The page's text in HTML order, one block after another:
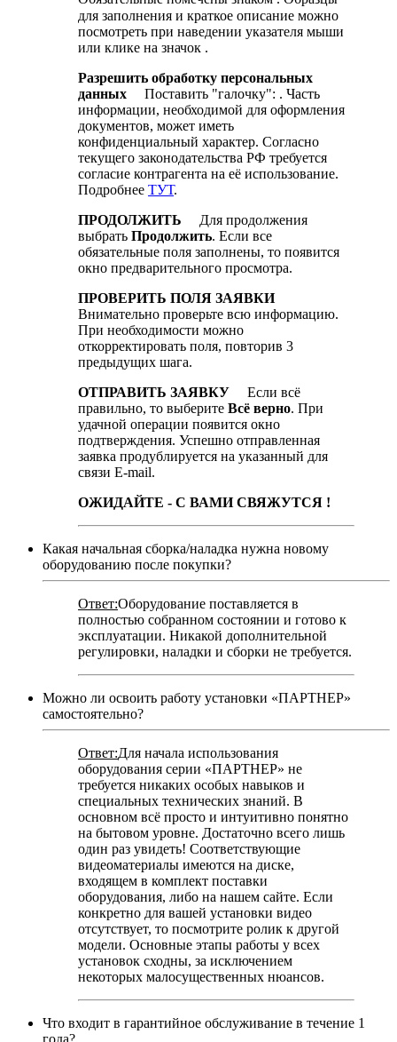
для заполнения и краткое описание можно
посмотреть при наведении указателя мыши
или клике на значок .
Разрешить обработку персональных
данных
Поставить "галочку": . Часть
информации, необходимой для оформления
документов, может иметь
конфиденциальный характер. Согласно
текущего законодательства РФ требуется
согласие контрагента на её использование.
Подробнее ТУТ.
ПРОДОЛЖИТЬ
Для продолжения
выбрать Продолжить. Если все
обязательные поля заполнены, то появится
окно предварительного просмотра.
ПРОВЕРИТЬ ПОЛЯ ЗАЯВКИ
Внимательно проверьте всю информацию.
При необходимости можно
откорректировать поля, повторив 3
предыдущих шага.
ОТПРАВИТЬ ЗАЯВКУ
Если всё
правильно, то выберите Всё верно. При
удачной операции появится окно
подтверждения. Успешно отправленная
заявка продублируется на указанный для
связи E-mail.
ОЖИДАЙТЕ - С ВАМИ СВЯЖУТСЯ !
Какая начальная сборка/наладка нужна новому
оборудованию после покупки?
Ответ:Оборудование поставляется в
полностью собранном состоянии и готово к
эксплуатации. Никакой дополнительной
регулировки, наладки и сборки не требуется.
Можно ли освоить работу установки «ПАРТНЕР»
самостоятельно?
Ответ:Для начала использования
оборудования серии «ПАРТНЕР» не
требуется никаких особых навыков и
специальных технических знаний. В
основном всё просто и интуитивно понятно
на бытовом уровне. Достаточно всего лишь
один раз увидеть! Соответствующие
видеоматериалы имеются на диске,
входящем в комплект поставки
оборудования, либо на нашем сайте. Если
конкретно для вашей установки видео
отсутствует, то посмотрите ролик к другой
модели. Основные этапы работы у всех
установок сходны, за исключением
некоторых малосущественных нюансов.
Что входит в гарантийное обслуживание в течение 1
года?